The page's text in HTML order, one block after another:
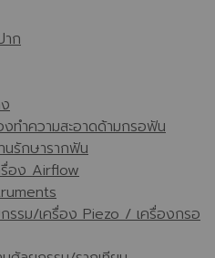
ก
งทำความสะอาดด้ามกรอฟัน
นรักษารากฟัน
อง Airflow
รรม/เครื่อง Piezo / เครื่องกรอ